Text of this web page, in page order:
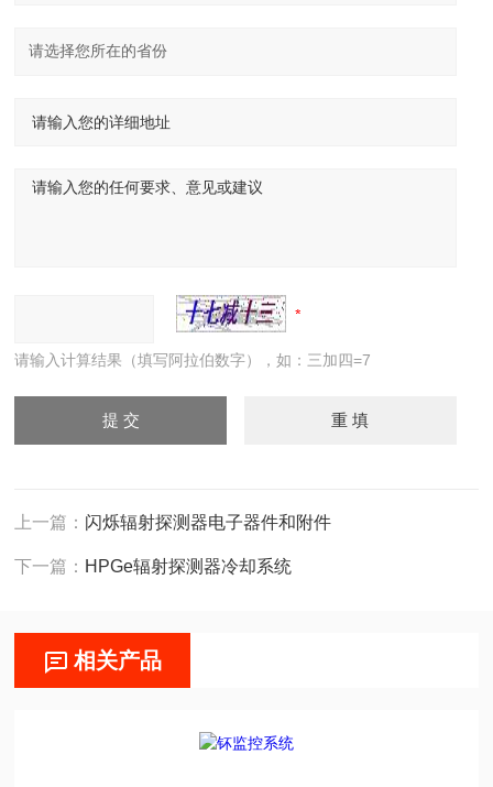
请输入计算结果（填写阿拉伯数字），如：三加四=7
上一篇： 闪烁辐射探测器电子器件和附件
下一篇： HPGe辐射探测器冷却系统
相关产品